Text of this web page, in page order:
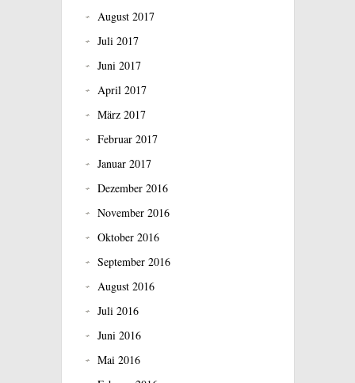
August 2017
Juli 2017
Juni 2017
April 2017
März 2017
Februar 2017
Januar 2017
Dezember 2016
November 2016
Oktober 2016
September 2016
August 2016
Juli 2016
Juni 2016
Mai 2016